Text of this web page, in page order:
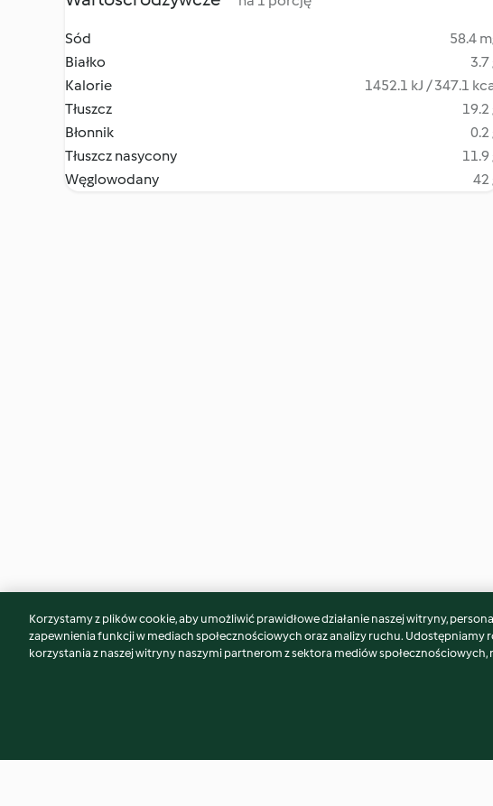
Sód
58.4
Białko
3.7
Kalorie
1452.1 kJ / 347.1
Tłuszcz
19.2
Błonnik
0.2
Tłuszcz nasycony
11.9
Węglowodany
42
Może spodoba Ci się również...
Korzystamy z plików cookie, aby umożliwić prawidłowe działanie naszej witryny,
zapewnienia funkcji w mediach społecznościowych oraz analizy ruchu. Udostępniamy
korzystania z naszej witryny naszymi partnerom z sektora mediów społecznościowych,